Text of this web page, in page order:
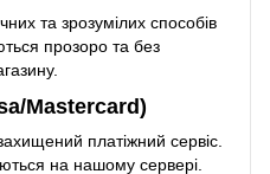
та зрозумілих способів
прозоро та без
Mastercard)
платіжний сервіс.
на нашому сервері.